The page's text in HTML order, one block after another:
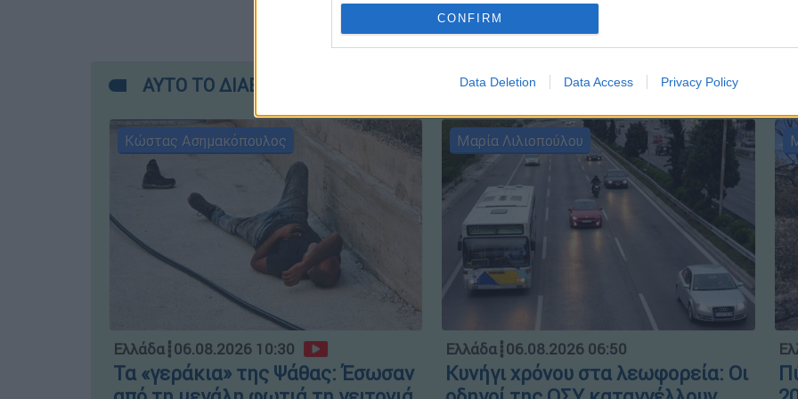
I want to allow Google to enable storage related to analytics like cookies on
I want to allow Google to enable storage related to personalization.
I want to allow Google to enable storage related to security, including
authentication functionality and fraud prevention, and other user protection.
CONFIRM
Data Deletion Data Access Privacy Policy
ΑΥΤΟ ΤΟ ΔΙΑΒΑΣΕΣ;
Κώστας Ασημακόπουλος
Ελλάδα┋06.08.2026 10:30
Τα «γεράκια» της Ψάθας: Έσωσαν
Μαρία Λιλιοπούλου
Ελλάδα┋06.08.2026 06:50
Κυνήγι χρόνου στα λεωφορεία: Οι